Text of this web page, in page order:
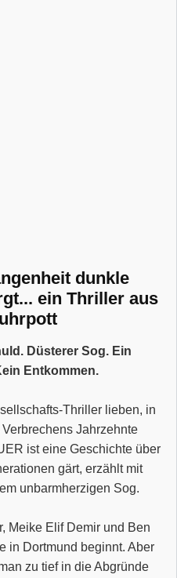
dunkle
ein Thriller aus
Düsterer Sog. Ein
Entkommen.
Thriller lieben, in
Jahrzehnte
ist eine Geschichte über
gärt, erzählt mit
unbarmherzigen Sog.
Meike Elif Demir und Ben
in Dortmund beginnt. Aber
zu tief in die Abgründe